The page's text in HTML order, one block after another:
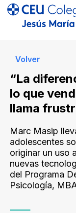
Volver
“La
lo que
llama
Marc Masip
adolescentes
originar un uso
nuevas
del Programa
Psicología,